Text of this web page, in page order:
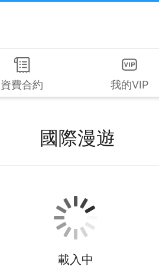
資費合約 我的VIP
國際漫遊
載入中